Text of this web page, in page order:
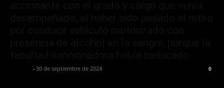
- 30 de septiembre de 2024 0